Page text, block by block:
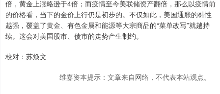
倍，黄金上涨略逊于4倍；而疫情至今美联储资产翻倍，那么以疫情前
的价格看，当下的金价上行仍是初步的。不仅如此，美国通胀的黏性
越强，覆盖了黄金、有色金属和能源等大宗商品的“菜单改写”就越持
续。这会对美国股市、债市的走势产生制约。
校对：苏焕文
维嘉资本提示：文章来自网络，不代表本站观点。